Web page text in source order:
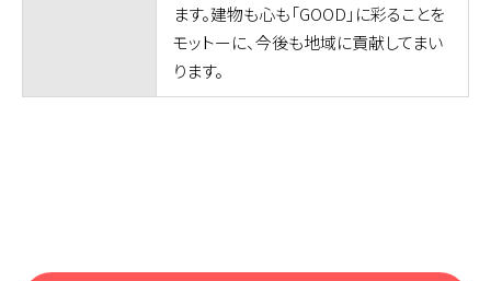
ます。建物も心も「GOOD」に彩ることを
モットーに、今後も地域に貢献してまい
ります。